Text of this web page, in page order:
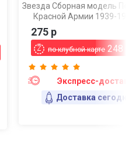
Звезда Сборная модель
Красной Армии 1939-
275 р
по клубной карте 248 р
Экспресс-
Доставка сегодня